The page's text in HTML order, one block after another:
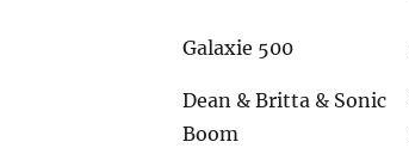
Galaxie 500
Dean & Britta & Sonic
Boom